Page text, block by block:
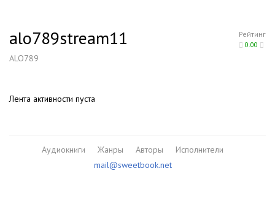
Рейтинг
0.00
alo789stream11
ALO789
Лента активности пуста
Аудиокниги Жанры Авторы
Исполнители
mail@sweetbook.net